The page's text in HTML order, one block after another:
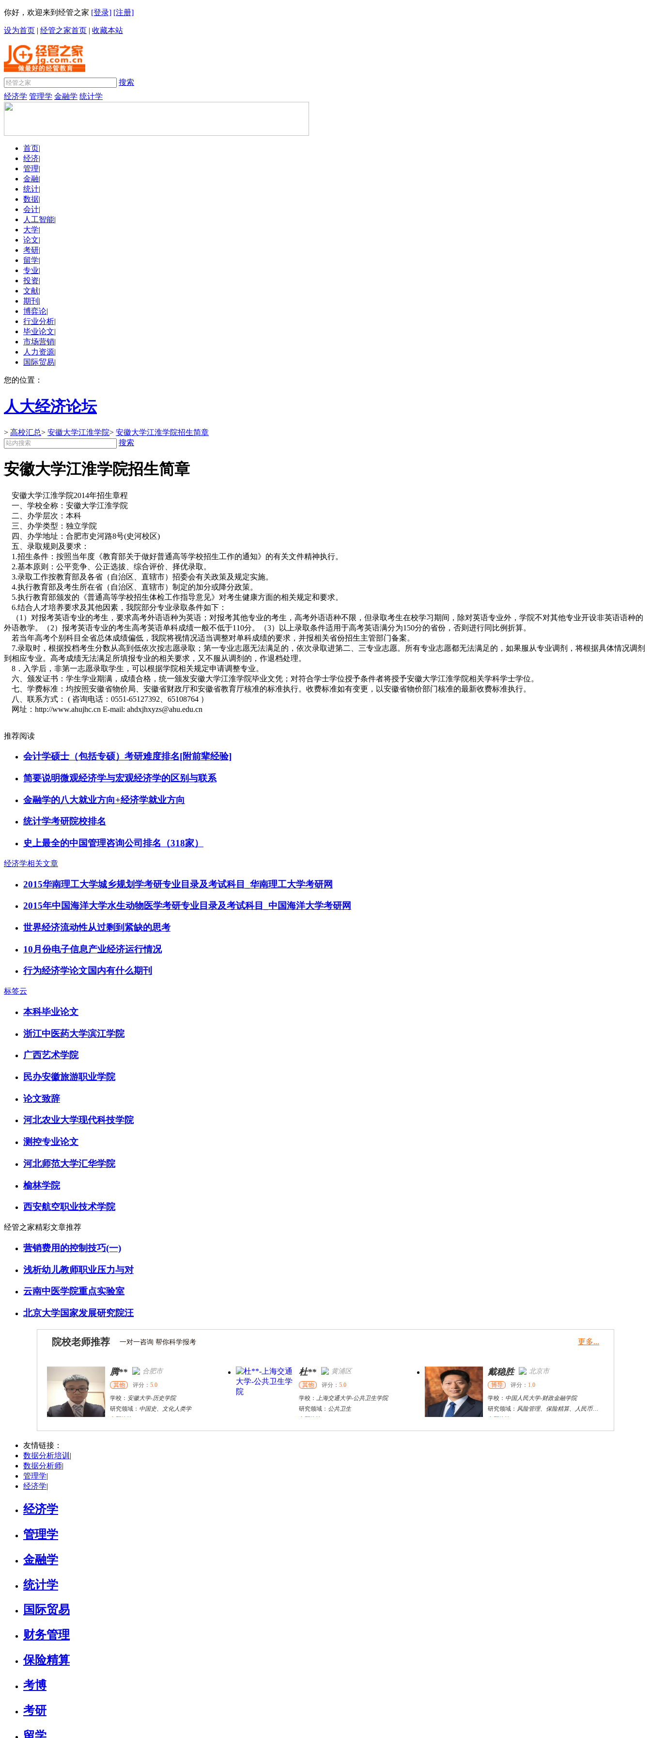
你好，欢迎来到经管之家 [登录] [注册]
设为首页 | 经管之家首页 | 收藏本站
搜索
经济学 管理学 金融学 统计学
首页|
经济|
管理|
金融|
统计|
数据|
会计|
人工智能|
大学|
论文|
考研|
留学|
专业|
投资|
文献|
期刊 |
博弈论|
行业分析|
毕业论文|
市场营销|
人力资源|
国际贸易|
您的位置：
人大经济论坛
> 高校汇总> 安徽大学江淮学院> 安徽大学江淮学院招生简章
搜索
安徽大学江淮学院招生简章
安徽大学江淮学院2014年招生章程
一、学校全称：安徽大学江淮学院
二、办学层次：本科
三、办学类型：独立学院
四、办学地址：合肥市史河路8号(史河校区)
五、录取规则及要求：
1.招生条件：按照当年度《教育部关于做好普通高等学校招生工作的通知》的有关文件精神执行。
2.基本原则：公平竞争、公正选拔、综合评价、择优录取。
3.录取工作按教育部及各省（自治区、直辖市）招委会有关政策及规定实施。
4.执行教育部及考生所在省（自治区、直辖市）制定的加分或降分政策。
5.执行教育部颁发的《普通高等学校招生体检工作指导意见》对考生健康方面的相关规定和要求。
6.结合人才培养要求及其他因素，我院部分专业录取条件如下：
（1）对报考英语专业的考生，要求高考外语语种为英语；对报考其他专业的考生，高考外语语种不限，但录取考生在校学习期间，除对英语专业外，学院不对其他专业开设非英语语种的
外语教学。（2）报考英语专业的考生高考英语单科成绩一般不低于110分。（3）以上录取条件适用于高考英语满分为150分的省份，否则进行同比例折算。
若当年高考个别科目全省总体成绩偏低，我院将视情况适当调整对单科成绩的要求，并报相关省份招生主管部门备案。
7.录取时，根据投档考生分数从高到低依次按志愿录取；第一专业志愿无法满足的，依次录取进第二、三专业志愿。所有专业志愿都无法满足的，如果服从专业调剂，将根据具体情况调剂
到相应专业。高考成绩无法满足所填报专业的相关要求，又不服从调剂的，作退档处理。
8．入学后，非第一志愿录取学生，可以根据学院相关规定申请调整专业。
六、颁发证书：学生学业期满，成绩合格，统一颁发安徽大学江淮学院毕业文凭；对符合学士学位授予条件者将授予安徽大学江淮学院相关学科学士学位。
七、学费标准：均按照安徽省物价局、安徽省财政厅和安徽省教育厅核准的标准执行。收费标准如有变更，以安徽省物价部门核准的最新收费标准执行。
八、联系方式： ( 咨询电话：0551-65127392、65108764 ）
网址：http://www.ahujhc.cn E-mail: ahdxjhxyzs@ahu.edu.cn
推荐阅读
会计学硕士（包括专硕）考研难度排名[附前辈经验]
简要说明微观经济学与宏观经济学的区别与联系
金融学的八大就业方向+经济学就业方向
统计学考研院校排名
史上最全的中国管理咨询公司排名（318家）
经济学相关文章
2015华南理工大学城乡规划学考研专业目录及考试科目_华南理工大学考研网
2015年中国海洋大学水生动物医学考研专业目录及考试科目_中国海洋大学考研网
世界经济流动性从过剩到紧缺的思考
10月份电子信息产业经济运行情况
行为经济学论文国内有什么期刊
标签云
本科毕业论文
浙江中医药大学滨江学院
广西艺术学院
民办安徽旅游职业学院
论文致辞
河北农业大学现代科技学院
测控专业论文
河北师范大学汇华学院
榆林学院
西安航空职业技术学院
经管之家精彩文章推荐
营销费用的控制技巧(一)
浅析幼儿教师职业压力与对
云南中医学院重点实验室
北京大学国家发展研究院汪
院校老师推荐 一对一咨询 帮你科学报考 更多...
腾** 合肥市
其他 评分： 5.0
学校： 安徽大学-历史学院
研究领域： 中国史、文化人类学
杜** 黄浦区
其他 评分： 5.0
学校： 上海交通大学-公共卫生学院
研究领域： 公共卫生
戴稳胜 北京市
博导 评分： 1.0
学校： 中国人民大学-财政金融学院
研究领域： 风险管理、保险精算、人民币国际化
张千帆 哈尔滨市 万志宏 天津市 胡本田 合肥市
友情链接：
数据分析培训 |
数据分析师|
管理学|
经济学|
经济学
管理学
金融学
统计学
国际贸易
财务管理
保险精算
考博
考研